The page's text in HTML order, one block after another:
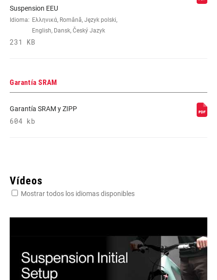
Suspension EEU
Idioma: Ελληνικά, Română, Język polski,
English, Dansk, Český Jazyk
231 KB
Garantía SRAM
Garantía SRAM y ZIPP
604 kb
Vídeos
Mostrar todos los idiomas disponibles